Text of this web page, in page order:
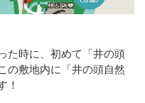
た時に、初めて「井の頭
の敷地内に「井の頭自然
！